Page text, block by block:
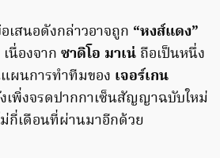
เสนอดังกล่าวอาจถูก “หงส์แดง”
นื่องจาก ซาดิโอ มาเน่ ถือเป็นหนึ่ง
ผนการทำทีมของ เจอร์เกน
เพิ่งจรดปากกาเซ็นสัญญาฉบับใหม่
ม่กี่เดือนที่ผ่านมาอีกด้วย